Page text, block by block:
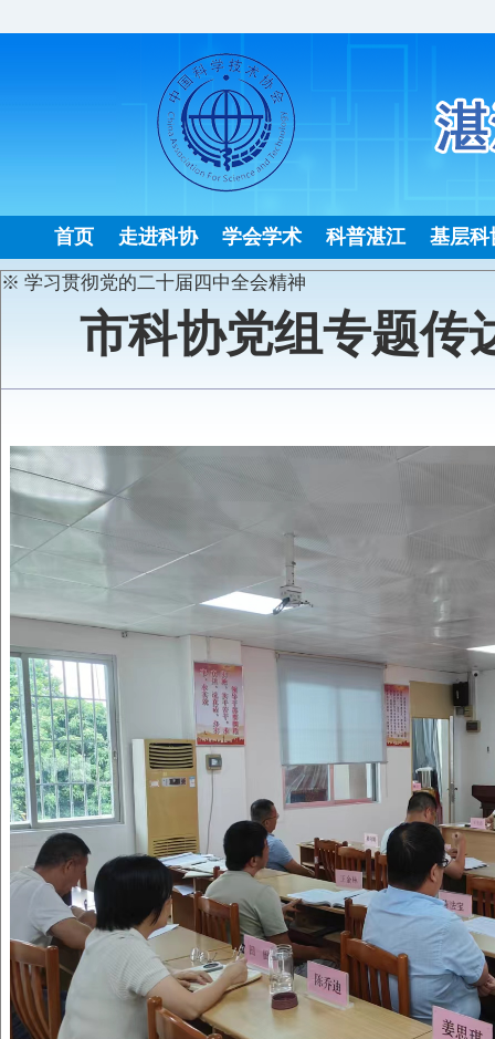
首页 走进科协 学会学术 科普湛江 基层科
※ 学习贯彻党的二十届四中全会精神
市科协党组专题传